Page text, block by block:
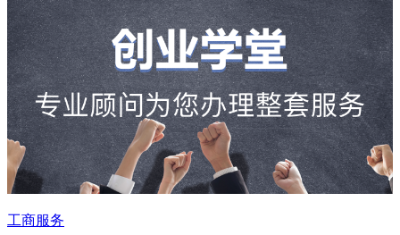
工商服务